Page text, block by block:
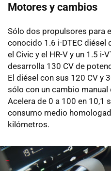
Motores y cambios
Sólo dos propulsores para
conocido 1.6 i-DTEC diésel
el Civic y el HR-V y un 1.5 i-
desarrolla 130 CV de
El diésel con sus 120 CV y
sólo con un cambio manual
Acelera de 0 a 100 en 10,1
consumo medio
kilómetros.